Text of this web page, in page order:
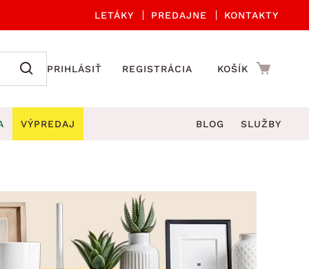
LETÁKY PREDAJNE KONTAKTY
PRIHLÁSIŤ REGISTRÁCIA KOŠÍK
Kuchynské príslušenstvo
Kuchynské doplnky
Kúpeľňové doplnky
Záhradné doplnky
stoličky a kreslá
lavice
stoly
VÝPREDAJ BLOG SLUŽBY